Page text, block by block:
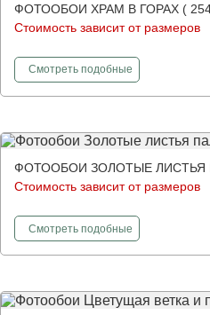
Восточный стиль в
большого количества
заказать фотообои в
предлагаем очень
Наша продукция
качеством и
материалы, которые не
Все краски
ФОТООБОИ ХРАМ В ГОРАХ (
Стоимость зависит от размеров
Смотретьфотообои
подобные
ФОТООБОИ ЗОЛОТЫЕ ЛИСТЬЯ
Стоимость зависит от размеров
Смотретьфотообои
подобные